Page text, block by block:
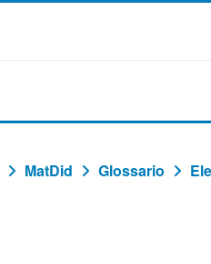
MatDid Glossario